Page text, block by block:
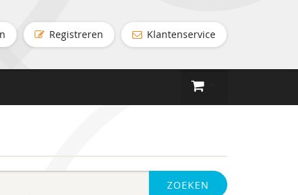
Registreren Klantenservice
ZOEKEN